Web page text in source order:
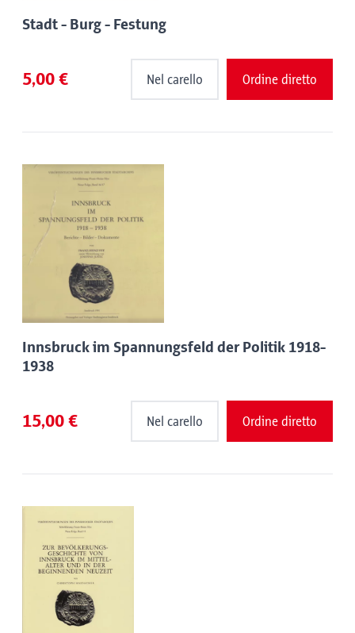
Stadt - Burg - Festung
5,00 € Nel carello Ordine diretto
Innsbruck im Spannungsfeld der Politik 1918-
1938
15,00 € Nel carello Ordine diretto